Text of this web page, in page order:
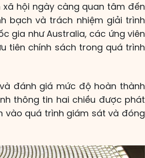
xã hội ngày càng quan tâm đến
bạch và trách nhiệm giải trình
gia như Australia, các ứng viên
tiên chính sách trong quá trình
đánh giá mức độ hoàn thành
thông tin hai chiều được phát
vào quá trình giám sát và đóng